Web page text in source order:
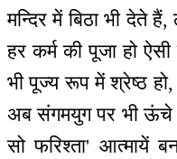
मन्दिर में बिठा भी देते
हर कर्म की पूजा हो
भी पूज्य रूप में श्रेष्ठ
अब संगमयुग पर भी ऊंचे
सो फरिश्ता' आत्मायें